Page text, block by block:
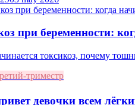
при беременности:
токсикоз, почему
триместр
девочки всем